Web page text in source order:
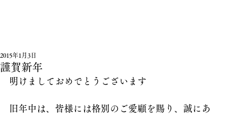
謹賀新年
2015年1月3日
明けましておめでとうございます
旧年中は、皆様には格別のご愛顧を賜り、誠にあ